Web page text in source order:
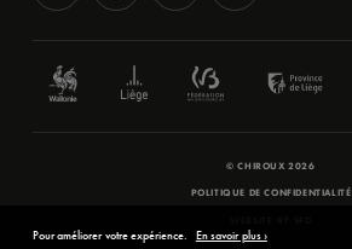
© CHIROUX 2026
POLITIQUE DE CONFIDENTIALITÉ
Pour améliorer votre expérience. En savoir plus ›